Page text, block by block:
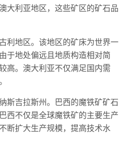
大利亚地区，这些矿区的矿石品
利地区。该地区的矿床为世界一
于地处偏远且地质构造相对简
高。澳大利亚不仅满足国内需
斯吉拉斯州。巴西的魔铁矿矿石
西不仅是全球魔铁矿的主要生产
断扩大生产规模，提高技术水